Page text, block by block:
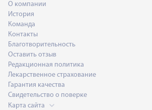
О компании
История
Команда
Контакты
Благотворительность
Оставить отзыв
Редакционная политика
Лекарственное страхование
Гарантия качества
Свидетельство о поверке
Карта сайта